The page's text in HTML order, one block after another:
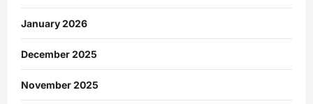
January 2026
December 2025
November 2025